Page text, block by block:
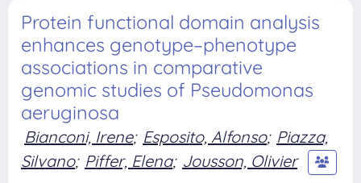
Protein functional domain analysis
enhances genotype–phenotype
associations in comparative
genomic studies of Pseudomonas
aeruginosa
Bianconi, Irene; Esposito, Alfonso; Piazza,
Silvano; Piffer, Elena; Jousson, Olivier